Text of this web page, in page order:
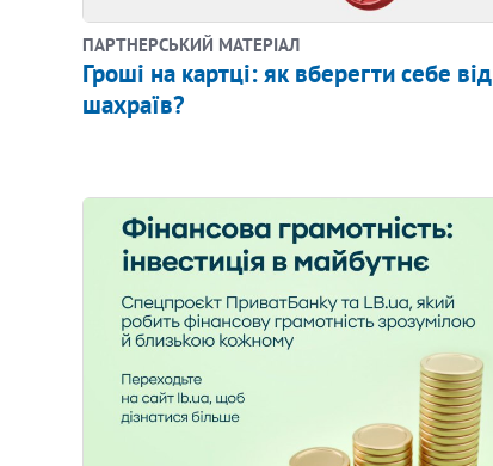
ПАРТНЕРСЬКИЙ МАТЕРІАЛ
Гроші на картці: як вберегти себе від
шахраїв?